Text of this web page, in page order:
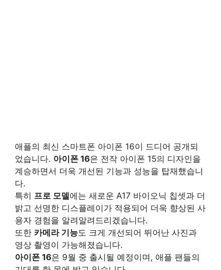
애플의 최신 스마트폰 아이폰 16이 드디어 공개되
었습니다. 아이폰 16은 전작 아이폰 15의 디자인을
계승하면서 더욱 개선된 기능과 성능을 탑재했습니
다.
특히 프로 모델에는 새로운 A17 바이오닉 칩셋과 더
밝고 선명한 디스플레이가 적용되어 더욱 향상된 사
용자 경험을 알려알려드리겠습니다.
또한 카메라 기능도 크게 개선되어 뛰어난 사진과
영상 촬영이 가능해졌습니다.
아이폰 16은 9월 중 출시될 예정이며, 애플 팬들의